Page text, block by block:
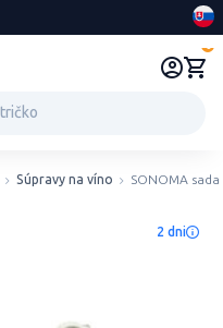
Súpravy na víno SONOMA
2 dni